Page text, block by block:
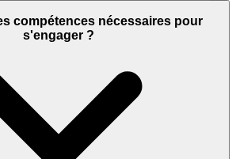
compétences nécessaires pour
s'engager ?